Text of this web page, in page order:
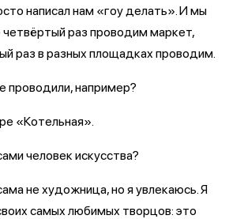
написал нам «гоу делать». И мы
раз проводим маркет,
раз в разных площадках проводим.
проводили, например?
«Котельная».
человек искусства?
не художница, но я увлекаюсь. Я
самых любимых творцов: это